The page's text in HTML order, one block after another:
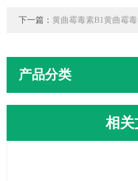
下一篇：黄曲霉毒素B1黄曲霉
产品分类
相关